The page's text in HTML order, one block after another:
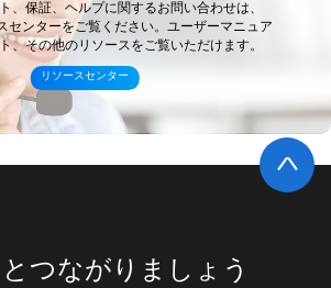
、保証、ヘルプに関するお問い合わせは、
センターをご覧ください。ユーザーマニュア
、その他のリソースをご覧いただけます。
リソースセンター
つながりましょう